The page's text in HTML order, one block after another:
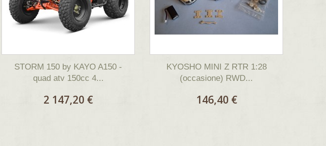
STORM 150 by KAYO A150 -
quad atv 150cc 4...
2 147,20 €
KYOSHO MINI Z RTR 1:28
(occasione) RWD...
146,40 €